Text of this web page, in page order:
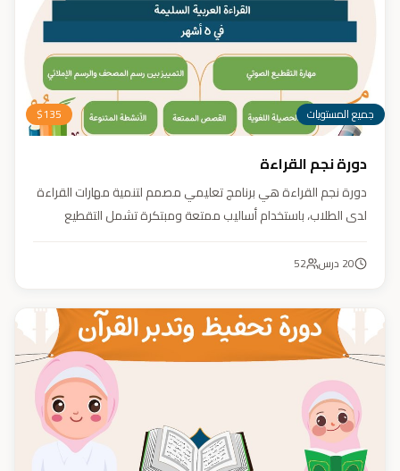
جميع المستويات $135
دورة نجم القراءة
دورة نجم القراءة هي برنامج تعليمي مصمم لتنمية مهارات القراءة
لدى الطلاب، باستخدام أساليب ممتعة ومبتكرة تشمل التقطيع
والمحادثات. يهدف البرنامج إلى تعزيز قدرات الطلاب في التمييز بين
20 درس 52